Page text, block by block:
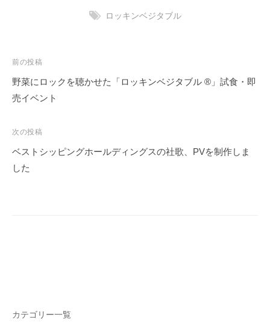
ロッキンベジタブル
投
稿
ナ
ゲ
ー
シ
前の投稿
野菜にロックを聴かせた「ロッキンベジタブル ®︎」試食・即
売イベント
次の投稿
ベストシッピングホールディングスの社歌、PVを制作しま
した
カテゴリー一覧